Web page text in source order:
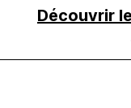
Découvrir